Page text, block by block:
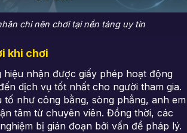
chỉ nên chơi tại nền tảng uy tín
khi chơi
hiệu nhận được giấy phép hoạt động
dịch vụ tốt nhất cho người tham gia.
tố như công bằng, sòng phẳng, anh em
tâm từ chuyên viên. Đồng thời, các
bị gián đoạn bởi vấn đề pháp lý.